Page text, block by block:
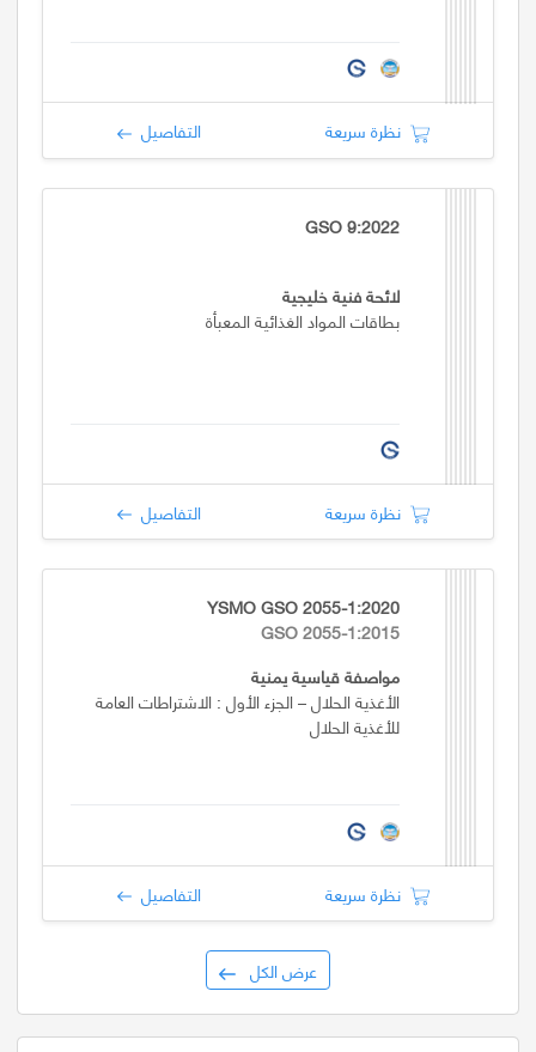
نظرة سريعة التفاصيل
GSO 9:2022
لائحة فنية خليجية
بطاقات المواد الغذائية المعبأة
نظرة سريعة التفاصيل
YSMO GSO 2055-1:2020
GSO 2055-1:2015
مواصفة قياسية يمنية
الأغذية الحلال – الجزء الأول : الاشتراطات العامة
للأغذية الحلال
نظرة سريعة التفاصيل
عرض الكل